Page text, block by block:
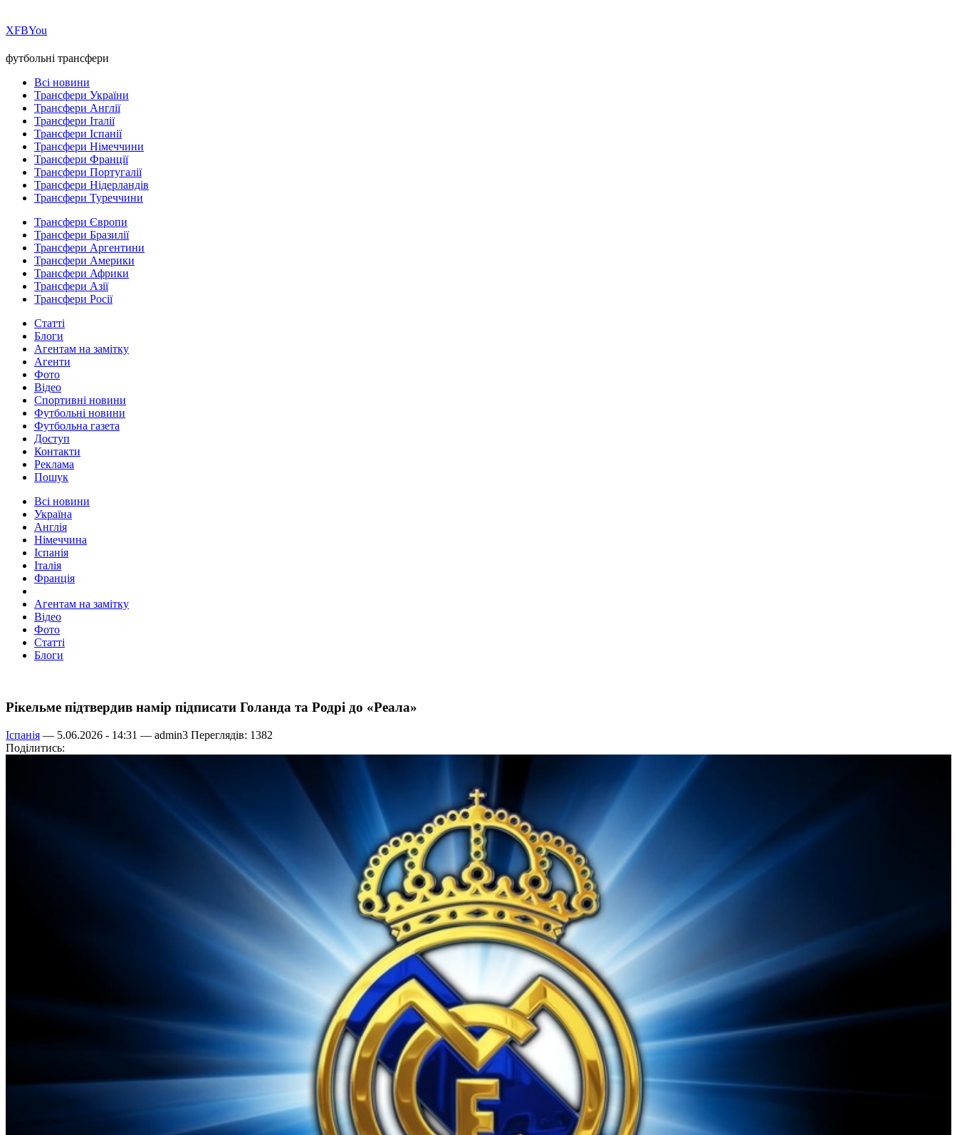
ХFBYou
футбольні трансфери
Всі новини
Трансфери України
Трансфери Англії
Трансфери Італії
Трансфери Іспанії
Трансфери Німеччини
Трансфери Франції
Трансфери Португалії
Трансфери Нідерландів
Трансфери Туреччини
Трансфери Європи
Трансфери Бразилії
Трансфери Аргентини
Трансфери Америки
Трансфери Африки
Трансфери Азії
Трансфери Росії
Статті
Блоги
Агентам на замітку
Агенти
Фото
Відео
Спортивні новини
Футбольні новини
Футбольна газета
Доступ
Контакти
Реклама
Пошук
Всі новини
Україна
Англія
Німеччина
Іспанія
Італія
Франція
Агентам на замітку
Відео
Фото
Статті
Блоги
Рікельме підтвердив намір підписати Голанда та Родрі до «Реала»
Іспанія — 5.06.2026 - 14:31 — admin3 Переглядів: 1382
Поділитись: